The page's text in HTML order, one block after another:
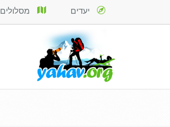
יעדים מסלולים